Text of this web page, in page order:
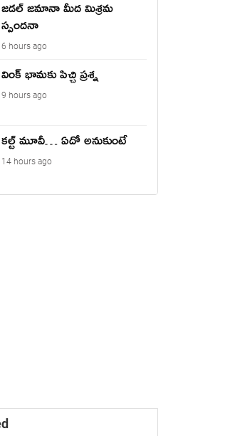
జడల్ జమానా మీద మిశ్రమ
స్పందనా
6 hours ago
వింక్ భామకు పిచ్చి ప్రశ్న
9 hours ago
కల్ట్ మూవీ… ఏదో అనుకుంటే
14 hours ago